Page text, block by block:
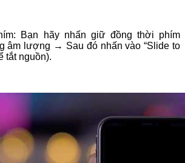
Bạn hãy nhấn giữ đồng thời phím
âm lượng → Sau đó nhấn vào “Slide to
tắt nguồn).